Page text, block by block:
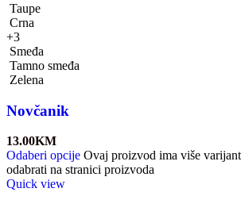
Taupe
Crna
+3
Smeđa
Tamno smeđa
Zelena
Novčanik
13.00KM
Odaberi opcije Ovaj proizvod ima više
odabrati na stranici proizvoda
Quick view